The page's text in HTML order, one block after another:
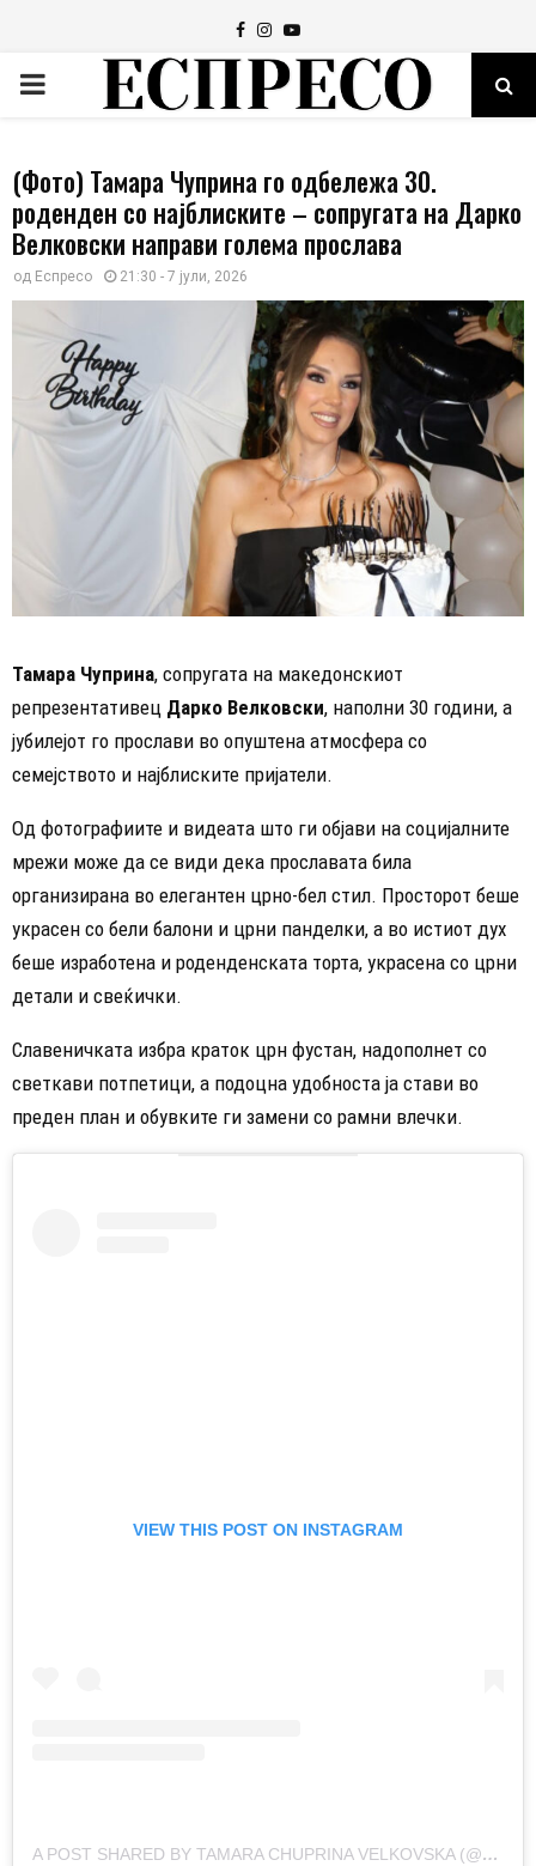
Facebook
Instagram
Youtube
PRIMARY
(Фото) Тамара Чуприна го одбележа 30.
роденден со најблиските – сопругата на Дарко
Велковски направи голема прослава
од Еспресо 21:30 - 7 јули, 2026
Тамара Чуприна, сопругата на македонскиот
репрезентативец Дарко Велковски, наполни 30 години, а
јубилејот го прослави во опуштена атмосфера со
семејството и најблиските пријатели.
Од фотографиите и видеата што ги објави на социјалните
мрежи може да се види дека прославата била
организирана во елегантен црно-бел стил. Просторот беше
украсен со бели балони и црни панделки, а во истиот дух
беше изработена и роденденската торта, украсена со црни
детали и свеќички.
Славеничката избра краток црн фустан, надополнет со
светкави потпетици, а подоцна удобноста ја стави во
преден план и обувките ги замени со рамни влечки.
VIEW THIS POST ON INSTAGRAM
A POST SHARED BY TAMARA CHUPRINA VELKOVSKA (@CHUPRINAATAMARA)